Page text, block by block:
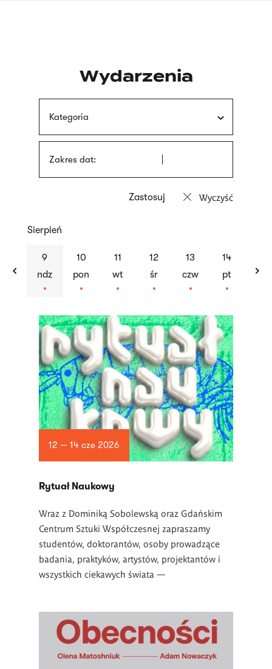
Wydarzenia
Kategoria
Zakres dat:
Wyczyść
previous
Sierpień
9
ndz
10
pon
11
wt
12
śr
13
czw
14
pt
Lista
artykułów
12 — 14 cze 2026
Rytuał Naukowy
Wraz z Dominiką Sobolewską oraz Gdańskim
Centrum Sztuki Współczesnej zapraszamy
studentów, doktorantów, osoby prowadzące
badania, praktyków, artystów, projektantów i
wszystkich ciekawych świata —